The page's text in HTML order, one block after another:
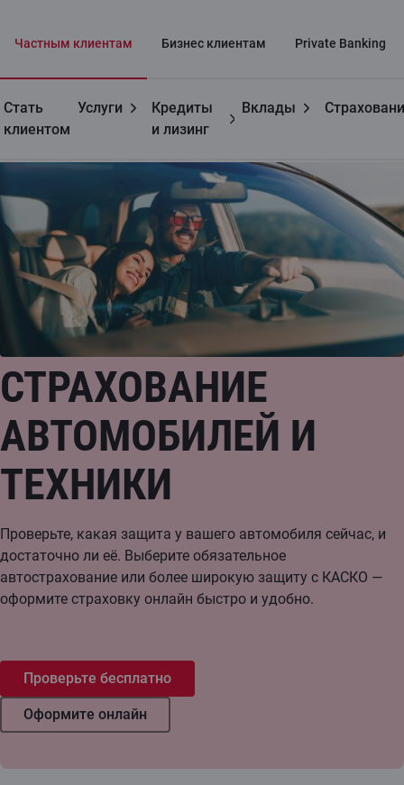
Частным клиентам Бизнес клиентaм Private Banking
Стать
клиентом
Услуги
Кредиты
и лизинг
Вклады
Частным лицам Страхование автомобилей и техники
СТРАХОВАНИЕ
АВТОМОБИЛЕЙ И
ТЕХНИКИ
Проверьте, какая защита у вашего автомобиля сейчас, и
достаточно ли её. Выберите обязательное
автострахование или более широкую защиту с КАСКО —
оформите страховку онлайн быстро и удобно.
Проверьте бесплатно
Оформите онлайн